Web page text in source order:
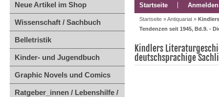
Neue Artikel im Shop
Wissenschaft / Sachbuch
Belletristik
Kinder- und Jugendbuch
Graphic Novels und Comics
Ratgeber_innen / Lebenshilfe /
Startseite Anmelden
Startseite »Antiquariat »
Tendenzen seit 1945, Bd.9. -
Kindlers
deutschsprachige